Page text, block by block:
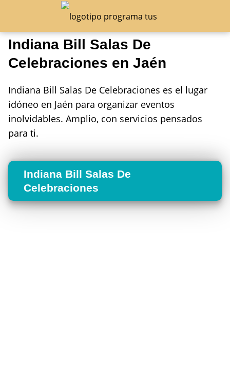
Indiana Bill Salas De
Celebraciones en Jaén
Indiana Bill Salas De Celebraciones es el lugar
idóneo en Jaén para organizar eventos
inolvidables. Amplio, con servicios pensados
para ti.
Indiana Bill Salas De
Celebraciones